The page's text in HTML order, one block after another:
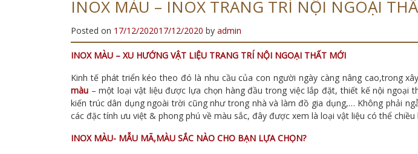
INOX MÀU – INOX TRANG TRÍ NỘI NGOẠI
Posted on 17/12/202017/12/2020 by admin
INOX MÀU – XU HƯỚNG VẬT LIỆU TRANG TRÍ NỘI NGOẠI THẤT MỚI
Kinh tế phát triển kéo theo đó là nhu cầu của con người ngày càng nâng cao,trong
màu – một loại vật liệu được lựa chọn hàng đầu trong việc lắp đặt, thiết kế nội
kiến trúc dân dụng ngoài trời cũng như trong nhà và làm đồ gia dụng,… Không phải
các đặc tính ưu việt & phong phú về màu sắc, đây được xem là loại vật liệu có thể
INOX MÀU- MẪU MÃ,MÀU SẮC NÀO CHO BẠN LỰA CHỌN?